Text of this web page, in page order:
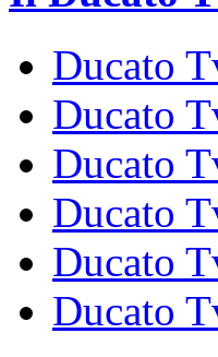
Ducato
Ducato
Ducato
Ducato
Ducato
Ducato